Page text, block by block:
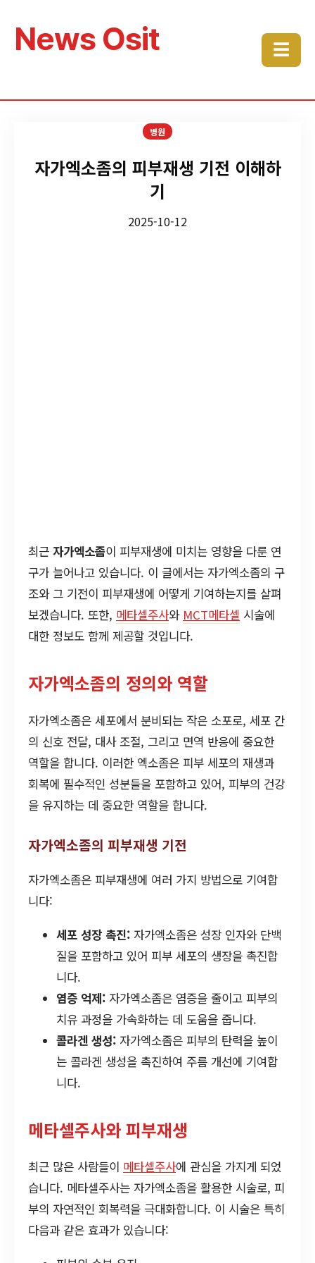
News Osit ☰
병원
자가엑소좀의 피부재생 기전 이해하
기
2025-10-12
최근 자가엑소좀이 피부재생에 미치는 영향을 다룬 연
구가 늘어나고 있습니다. 이 글에서는 자가엑소좀의 구
조와 그 기전이 피부재생에 어떻게 기여하는지를 살펴
보겠습니다. 또한, 메타셀주사와 MCT메타셀 시술에
대한 정보도 함께 제공할 것입니다.
자가엑소좀의 정의와 역할
자가엑소좀은 세포에서 분비되는 작은 소포로, 세포 간
의 신호 전달, 대사 조절, 그리고 면역 반응에 중요한
역할을 합니다. 이러한 엑소좀은 피부 세포의 재생과
회복에 필수적인 성분들을 포함하고 있어, 피부의 건강
을 유지하는 데 중요한 역할을 합니다.
자가엑소좀의 피부재생 기전
자가엑소좀은 피부재생에 여러 가지 방법으로 기여합
니다:
세포 성장 촉진: 자가엑소좀은 성장 인자와 단백
질을 포함하고 있어 피부 세포의 생장을 촉진합
니다.
염증 억제: 자가엑소좀은 염증을 줄이고 피부의
치유 과정을 가속화하는 데 도움을 줍니다.
콜라겐 생성: 자가엑소좀은 피부의 탄력을 높이
는 콜라겐 생성을 촉진하여 주름 개선에 기여합
니다.
메타셀주사와 피부재생
최근 많은 사람들이 메타셀주사에 관심을 가지게 되었
습니다. 메타셀주사는 자가엑소좀을 활용한 시술로, 피
부의 자연적인 회복력을 극대화합니다. 이 시술은 특히
다음과 같은 효과가 있습니다: